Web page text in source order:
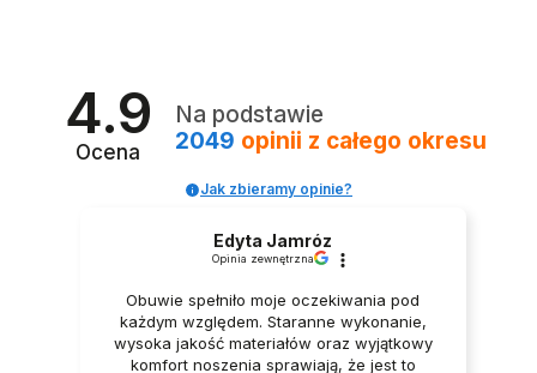
4.9
Ocena
Na podstawie
2049 opinii z całego okresu
Jak zbieramy opinie?
Edyta Jamróz
Opinia zewnętrzna
Obuwie spełniło moje oczekiwania pod
każdym względem. Staranne wykonanie,
wysoka jakość materiałów oraz wyjątkowy
komfort noszenia sprawiają, że jest to